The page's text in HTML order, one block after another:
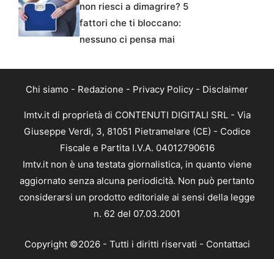
non riesci a dimagrire? 5
fattori che ti bloccano:
nessuno ci pensa mai
Chi siamo - Redazione - Privacy Policy - Disclaimer
Imtv.it di proprietà di CONTENUTI DIGITALI SRL - Via
Giuseppe Verdi, 3, 81051 Pietramelare (CE) - Codice
Fiscale e Partita I.V.A. 04012790616
Imtv.it non è una testata giornalistica, in quanto viene
aggiornato senza alcuna periodicità. Non può pertanto
considerarsi un prodotto editoriale ai sensi della legge
n. 62 del 07.03.2001
Copyright ©2026 - Tutti i diritti riservati - Contattaci